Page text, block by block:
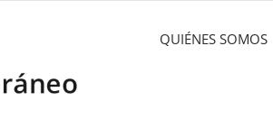
QUIÉNES SOMOS